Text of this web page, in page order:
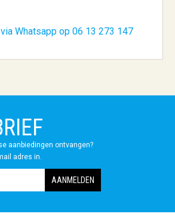
Whatsapp op 06 13 273 147
aanbiedingen ontvangen?
adres in.